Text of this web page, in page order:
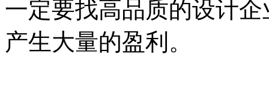
一定要找高品质的设计
产生大量的盈利。